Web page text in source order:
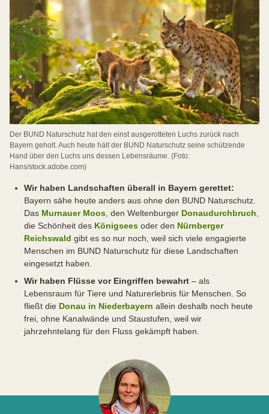
Der BUND Naturschutz hat den einst ausgerotteten Luchs zurück nach
Bayern geholt. Auch heute hält der BUND Naturschutz seine schützende
Hand über den Luchs uns dessen Lebensräume. (Foto:
Hans/stock.adobe.com)
Wir haben Landschaften überall in Bayern gerettet:
Bayern sähe heute anders aus ohne den BUND Naturschutz.
Das Murnauer Moos , den Weltenburger Donaudurchbruch
die Schönheit des Königsees oder den Nürnberger
Reichswald gibt es so nur noch, weil sich viele engagierte
Menschen im BUND Naturschutz für diese Landschaften
eingesetzt haben.
Wir haben Flüsse vor Eingriffen bewahrt – als
Lebensraum für Tiere und Naturerlebnis für Menschen. So
fließt die Donau in Niederbayern allein deshalb noch heute
frei, ohne Kanalwände und Staustufen, weil wir
jahrzehntelang für den Fluss gekämpft haben.